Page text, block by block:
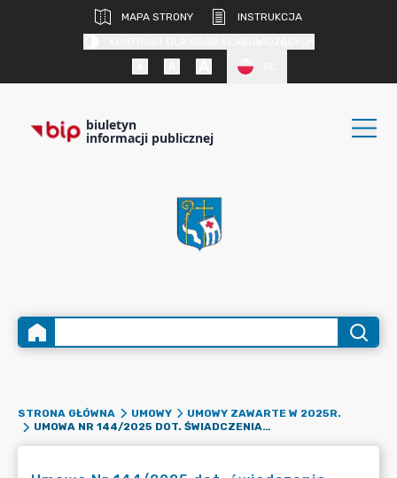
MAPA STRONY
INSTRUKCJA
biuletyn
informacji publicznej
STRONA GŁÓWNA UMOWY
UMOWY ZAWARTE W 2025R.
UMOWA NR 144/2025 DOT. ŚWIADCZENIA USŁUGI DYSTRYBUCJI Z ODBIORCĄ ENERGII ELEKTRYCZNEJ (DOT. OBIEKTU SUW WE WSI PONIKIEW)